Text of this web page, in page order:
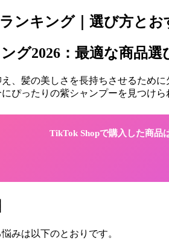
ンキング｜選び方とお
グ2026：最適な商品選
、髪の美しさを長持ちさせるため
ぴったりの紫シャンプーを見つけら
TikTok Shopで購入した商品
みは以下のとおりです。